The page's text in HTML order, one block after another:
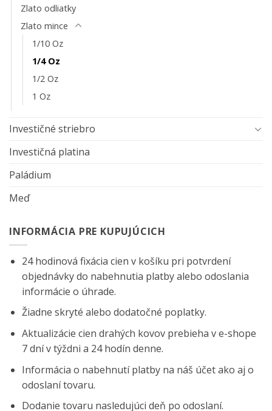
Zlato odliatky
Zlato mince
1/10 Oz
1/4 Oz
1/2 Oz
1 Oz
Investičné striebro
Investičná platina
Paládium
Meď
INFORMÁCIA PRE KUPUJÚCICH
24 hodinová fixácia cien v košíku pri potvrdení
objednávky do nabehnutia platby alebo odoslania
informácie o úhrade.
Žiadne skryté alebo dodatočné poplatky.
Aktualizácie cien drahých kovov prebieha v e-shope
7 dní v týždni a 24 hodín denne.
Informácia o nabehnutí platby na náš účet ako aj o
odoslaní tovaru.
Dodanie tovaru nasledujúci deň po odoslaní.